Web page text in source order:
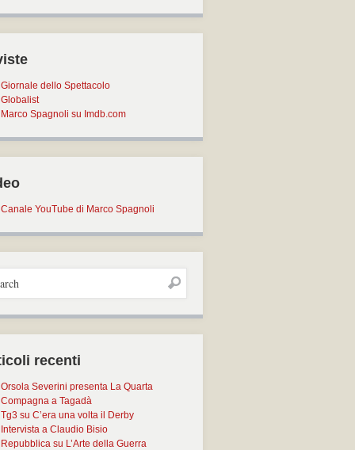
Giornale dello Spettacolo
Globalist
Marco Spagnoli su Imdb.com
Canale YouTube di Marco Spagnoli
recenti
Orsola Severini presenta La Quarta
Compagna a Tagadà
Tg3 su C’era una volta il Derby
Intervista a Claudio Bisio
Repubblica su L’Arte della Guerra